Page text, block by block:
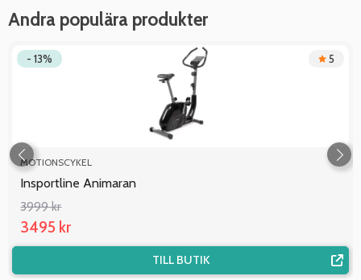
Andra populära produkter
- 13% 5
MOTIONSCYKEL
Insportline Animaran
3999 kr
3495 kr
TILL BUTIK